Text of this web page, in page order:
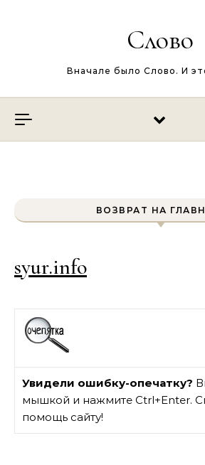
Слово
Вначале было Слово. И
ВОЗВРАТ НА
syur.info
Увидели ошибку-опечатку?
мышкой и нажмите Ctrl+Enter.
помощь сайту!